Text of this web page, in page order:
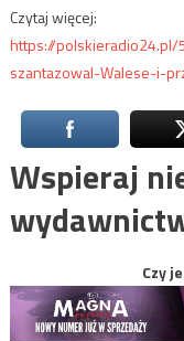
Czytaj więcej:
https://
szantazowal-Walese-i-
Wspieraj
Czy